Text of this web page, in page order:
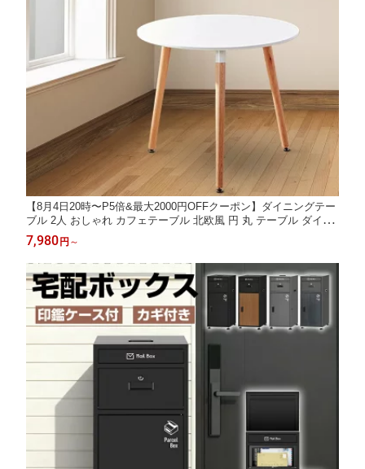
【8月4日20時〜P5倍&最大2000円OFFクーポン】ダイニングテー
ブル 2人 おしゃれ カフェテーブル 北欧風 円 丸 テーブル ダイニ
ング 丸テーブル 丸型テーブル 円形テーブル 直径80cm ホワイト
白 一人暮らし 食卓 シンプル おしゃれ 2人用
7,980 円 ～